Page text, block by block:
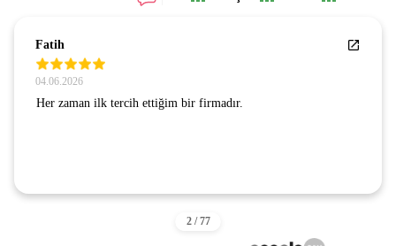
SEZGİN GÜNAY
24.07.2026
GÜVENLİ BİR SİTE . GÖNÜL RAHATLIĞIYLA